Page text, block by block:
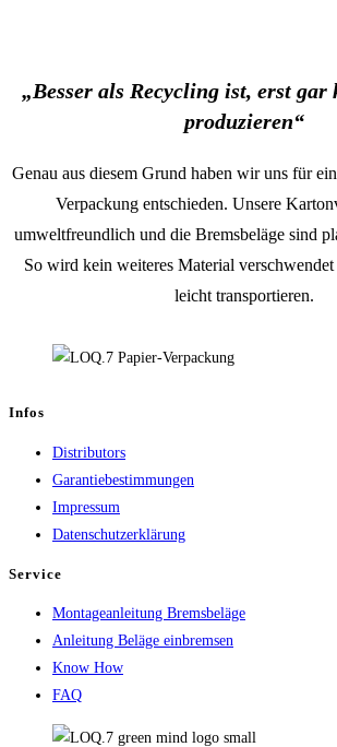
„Besser als Recycling ist, erst
produzieren“
Genau aus diesem Grund haben wir uns für
Verpackung entschieden. Unsere
umweltfreundlich und die Bremsbeläge sind
So wird kein weiteres Material verschwendet
leicht transportieren.
Infos
Distributors
Garantiebestimmungen
Impressum
Datenschutzerklärung
Service
Montageanleitung Bremsbeläge
Anleitung Beläge einbremsen
Know How
FAQ